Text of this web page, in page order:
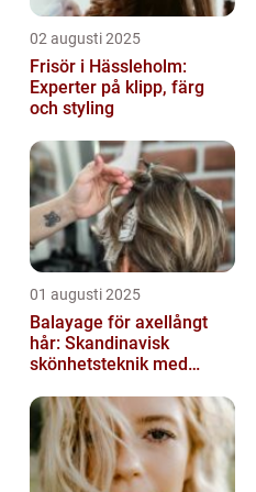
02 augusti 2025
Frisör i Hässleholm:
Experter på klipp, färg
och styling
01 augusti 2025
Balayage för axellångt
hår: Skandinavisk
skönhetsteknik med